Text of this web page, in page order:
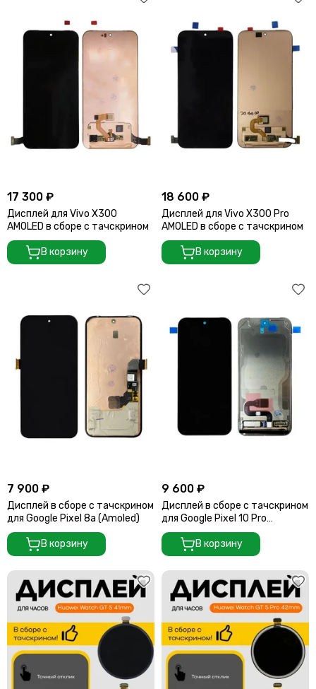
17 300 ₽
Дисплей для Vivo X300
AMOLED в сборе с тачскрином
В корзину
18 600 ₽
Дисплей для Vivo X300 Pro
AMOLED в сборе с тачскрином
В корзину
7 900 ₽
Дисплей в сборе с тачскрином
для Google Pixel 8a (Amoled)
В корзину
9 600 ₽
Дисплей в сборе с тачскрином
для Google Pixel 10 Pro
(Amoled)
В корзину